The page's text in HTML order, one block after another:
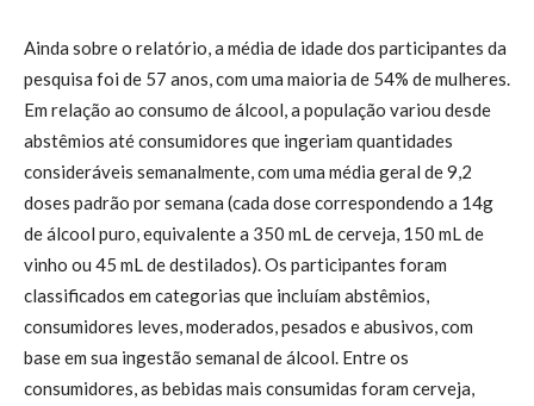
Ainda sobre o relatório, a média de idade dos participantes da
pesquisa foi de 57 anos, com uma maioria de 54% de mulheres.
Em relação ao consumo de álcool, a população variou desde
abstêmios até consumidores que ingeriam quantidades
consideráveis semanalmente, com uma média geral de 9,2
doses padrão por semana (cada dose correspondendo a 14g
de álcool puro, equivalente a 350 mL de cerveja, 150 mL de
vinho ou 45 mL de destilados). Os participantes foram
classificados em categorias que incluíam abstêmios,
consumidores leves, moderados, pesados e abusivos, com
base em sua ingestão semanal de álcool. Entre os
consumidores, as bebidas mais consumidas foram cerveja,